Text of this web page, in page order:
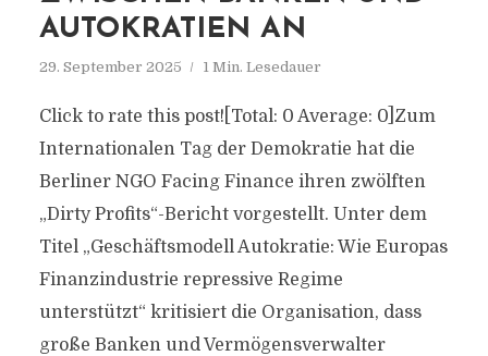
AUTOKRATIEN AN
29. September 2025 1 Min. Lesedauer
Click to rate this post![Total: 0 Average: 0]Zum
Internationalen Tag der Demokratie hat die
Berliner NGO Facing Finance ihren zwölften
„Dirty Profits“-Bericht vorgestellt. Unter dem
Titel „Geschäftsmodell Autokratie: Wie Europas
Finanzindustrie repressive Regime
unterstützt“ kritisiert die Organisation, dass
große Banken und Vermögensverwalter